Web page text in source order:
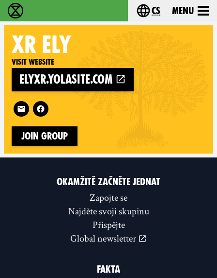
Rebelie proti vyhynutí - Home Choose your
cs Menu
XR ELY
Visit website
elyxr.yolasite.com
Follow XR Ely on
Join Group
OKAMŽITĚ ZAČNĚTE JEDNAT
Zapojte se
Najděte svoji skupinu
Přispějte
Global newsletter
FAKTA